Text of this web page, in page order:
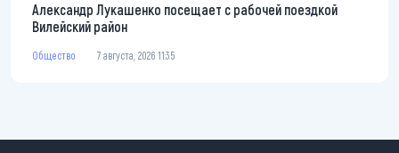
Александр Лукашенко посещает с рабочей поездкой
Вилейский район
Общество 7 августа, 2026 11:35